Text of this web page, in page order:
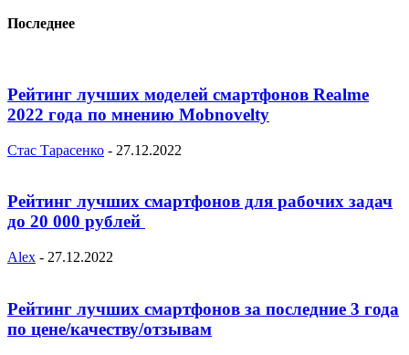
Последнее
Рейтинг лучших моделей смартфонов Realme
2022 года по мнению Mobnovelty
Стас Тарасенко - 27.12.2022
Рейтинг лучших смартфонов для рабочих задач
до 20 000 рублей
Alex - 27.12.2022
Рейтинг лучших смартфонов за последние 3 года
по цене/качеству/отзывам